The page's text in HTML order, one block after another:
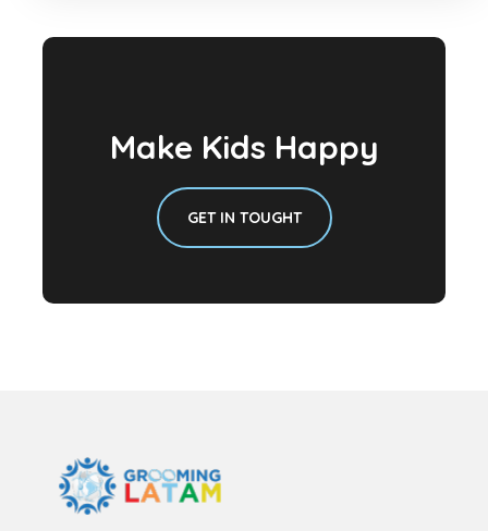
Make Kids Happy
GET IN TOUGHT